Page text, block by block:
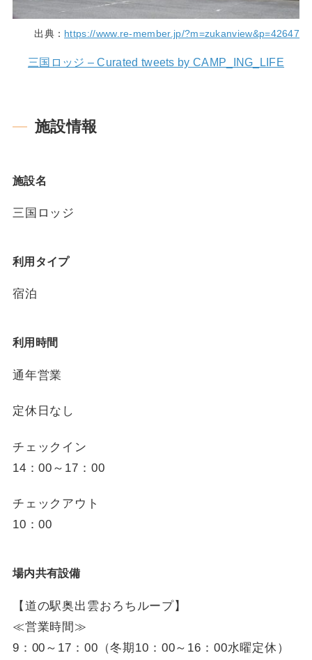
出典： https://www.re-member.jp/?m=zukanview&p=42647
三国ロッジ – Curated tweets by CAMP_ING_LIFE
施設情報
施設名
三国ロッジ
利用タイプ
宿泊
利用時間
通年営業
定休日なし
チェックイン
14：00～17：00
チェックアウト
10：00
場内共有設備
【道の駅奥出雲おろちループ】
≪営業時間≫
9：00～17：00（冬期10：00～16：00水曜定休）